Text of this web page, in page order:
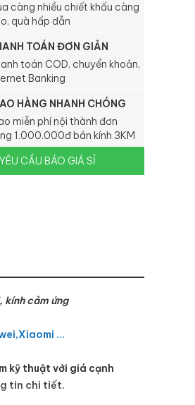
càng nhiều chiết khấu càng
quà hấp dẫn
TOÁN ĐƠN GIẢN
toán COD, chuyển khoản,
Banking
HÀNG NHANH CHÓNG
miễn phí nội thành đơn
1.000.000đ bán kính 3KM
YÊU CẦU BÁO GIÁ SỈ
kính cảm ứng
...
kỹ thuật với giá cạnh
tin chi tiết.